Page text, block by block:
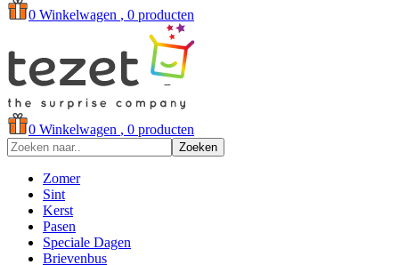
0 Winkelwagen , 0 producten
0 Winkelwagen , 0 producten
Zoeken
Zomer
Sint
Kerst
Pasen
Speciale Dagen
Brievenbus